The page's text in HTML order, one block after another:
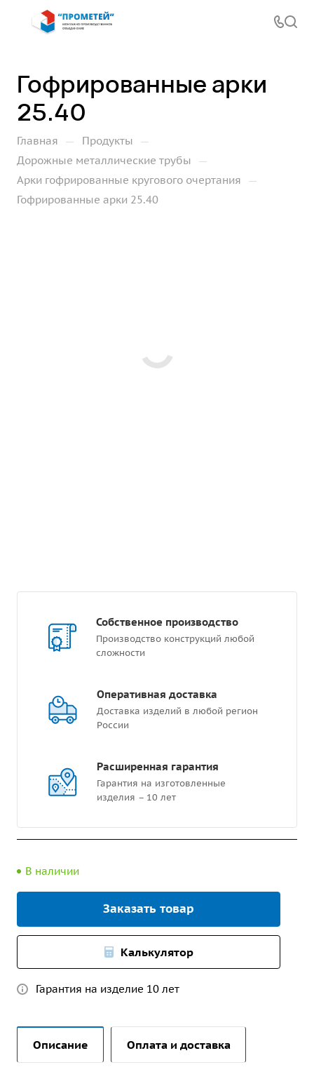
Гофрированные арки
25.40
Главная — Продукты —
Дорожные металлические трубы —
Арки гофрированные кругового очертания —
Гофрированные арки 25.40
Собственное производство
Производство конструкций любой
сложности
Оперативная доставка
Доставка изделий в любой регион
России
Расширенная гарантия
Гарантия на изготовленные
изделия – 10 лет
В наличии
Заказать товар
Калькулятор
Гарантия на изделие 10 лет
Описание Оплата и доставка